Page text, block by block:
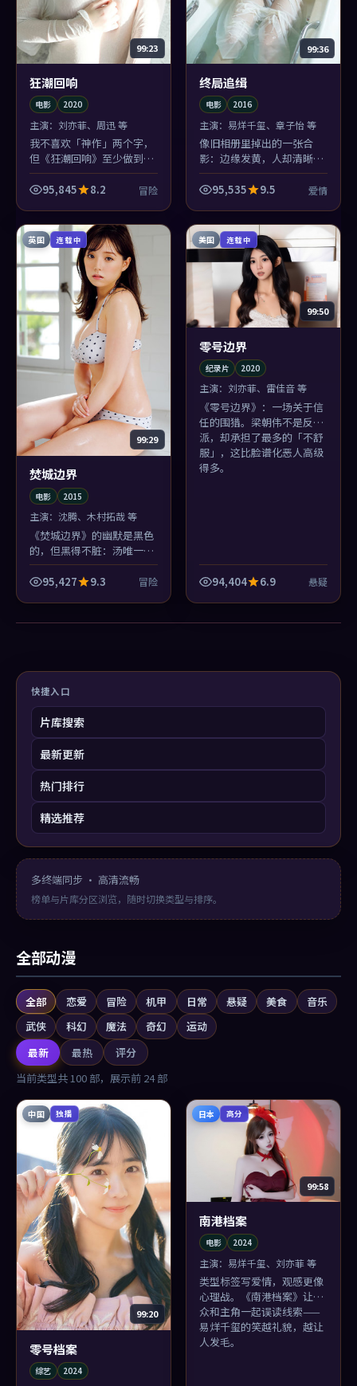
99:23
狂潮回响
电影 2020
主演： 刘亦菲、周迅 等
我不喜欢「神作」两个字，
但《狂潮回响》至少做到了
「完整」：起承转合像圆规
画圆，雷佳音那条线收得尤
95,845 8.2 冒险
99:36
终局追缉
电影 2016
主演：易烊千玺、章子怡 等
像旧相册里掉出的一张合
影：边缘发黄，人却清晰。
《终局追缉》关于日常的叙
述老派，老派得很勇敢。
95,535 9.5 爱情
英国 连载中
99:29
焚城边界
电影 2015
主演： 沈腾、木村拓哉 等
《焚城边界》的幽默是黑色
的，但黑得不脏：汤唯一句
吐槽能逗笑全场，下一秒你
又为自己笑了而内疚——这
95,427 9.3 冒险
美国 连载中
99:50
零号边界
纪录片 2020
主演：刘亦菲、雷佳音 等
《零号边界》：一场关于信
任的围猎。梁朝伟不是反
派，却承担了最多的「不舒
服」，这比脸谱化恶人高级
得多。
94,404 6.9 悬疑
快捷入口
片库搜索
最新更新
热门排行
精选推荐
多终端同步 · 高清流畅
榜单与片库分区浏览，随时切换类型与排序。
全部动漫
全部 恋爱 冒险 机甲 日常 悬疑 美食
音乐
武侠
科幻 魔法 奇幻
运动
最新
最热
评分
当前类型共 100 部，展示前 24部
中国 独播
99:20
零号档案
综艺 2024
日本 高分
99:58
南港档案
电影 2024
主演：易烊千玺、刘亦菲 等
类型标签写爱情，观感更像
心理战。《南港档案》让观
众和主角一起误读线索——
易烊千玺的笑越礼貌，越让
人发毛。